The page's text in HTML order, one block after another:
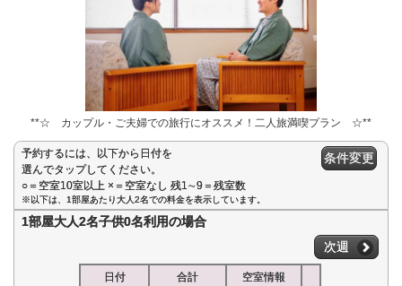
**☆ カップル・ご夫婦での旅行にオススメ！二人旅満喫プラン ☆**
予約するには、以下から日付を
選んでタップしてください。
○＝空室10室以上 ×＝空室なし 残1∼9＝残室数
条件変更
※以下は、1部屋あたり大人2名での料金を表示しています。
1部屋大人2名子供0名利用の場合
次週
日付 合計 空室情報